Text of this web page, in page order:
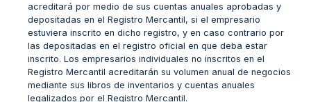
acreditará por medio de sus cuentas anuales aprobadas y
depositadas en el Registro Mercantil, si el empresario
estuviera inscrito en dicho registro, y en caso contrario por
las depositadas en el registro oficial en que deba estar
inscrito. Los empresarios individuales no inscritos en el
Registro Mercantil acreditarán su volumen anual de negocios
mediante sus libros de inventarios y cuentas anuales
legalizados por el Registro Mercantil.